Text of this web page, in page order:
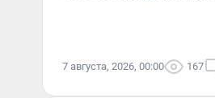
7 августа, 2026, 00:00 167